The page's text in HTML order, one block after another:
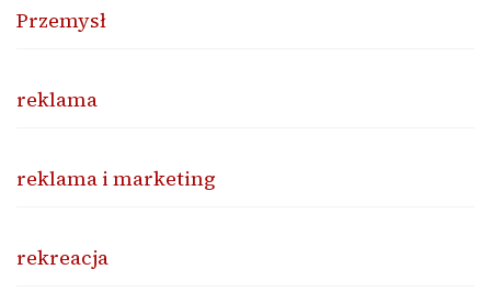
Przemysł
reklama
reklama i marketing
rekreacja